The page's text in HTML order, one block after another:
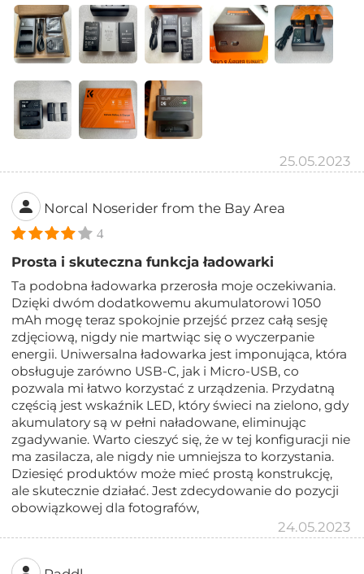
25.05.2023
Norcal Noserider from the Bay Area
4
Prosta i skuteczna funkcja ładowarki
Ta podobna ładowarka przerosła moje oczekiwania.
Dzięki dwóm dodatkowemu akumulatorowi 1050
mAh mogę teraz spokojnie przejść przez całą sesję
zdjęciową, nigdy nie martwiąc się o wyczerpanie
energii. Uniwersalna ładowarka jest imponująca, która
obsługuje zarówno USB-C, jak i Micro-USB, co
pozwala mi łatwo korzystać z urządzenia. Przydatną
częścią jest wskaźnik LED, który świeci na zielono, gdy
akumulatory są w pełni naładowane, eliminując
zgadywanie. Warto cieszyć się, że w tej konfiguracji nie
ma zasilacza, ale nigdy nie umniejsza to korzystania.
Dziesięć produktów może mieć prostą konstrukcję,
ale skutecznie działać. Jest zdecydowanie do pozycji
obowiązkowej dla fotografów,
24.05.2023